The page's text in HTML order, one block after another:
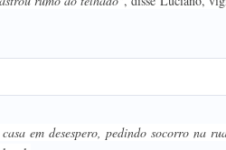
em desespero, pedindo socorro na